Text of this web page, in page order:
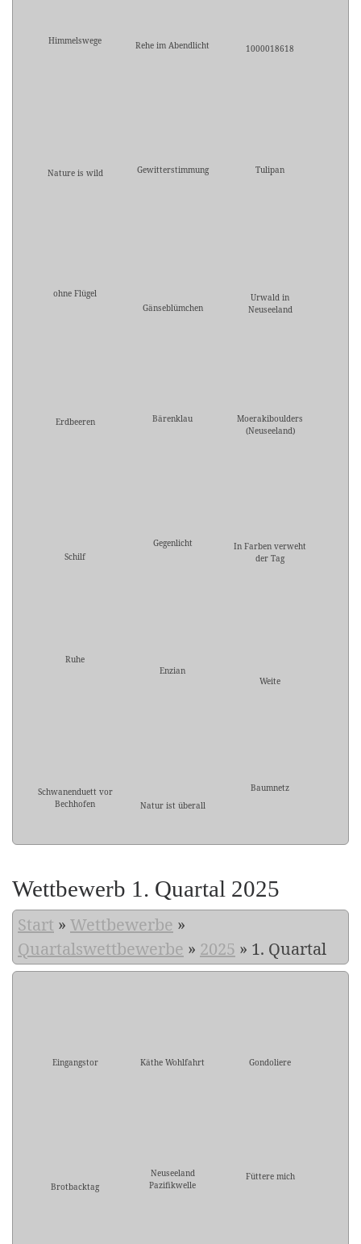
Himmelswege Rehe im Abendlicht 1000018618
Nature is wild Gewitterstimmung Tulipan
ohne Flügel
Gänseblümchen
Urwald in
Neuseeland
Erdbeeren Bärenklau
Moerakiboulders
(Neuseeland)
Schilf
Gegenlicht
In Farben verweht
der Tag
Ruhe
Enzian
Weite
Schwanenduett vor
Bechhofen
Natur ist überall
Baumnetz
Wettbewerb 1. Quartal 2025
Start » Wettbewerbe »
Quartalswettbewerbe » 2025 » 1. Quartal
Eingangstor Käthe Wohlfahrt Gondoliere
Brotbacktag
Neuseeland
Pazifikwelle
Füttere mich